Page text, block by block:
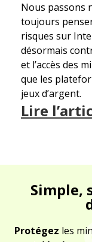
Nous passons
toujours
risques sur
désormais
et l’accès des
que les
jeux d’argent.
Lire
Simple,
Protégez les